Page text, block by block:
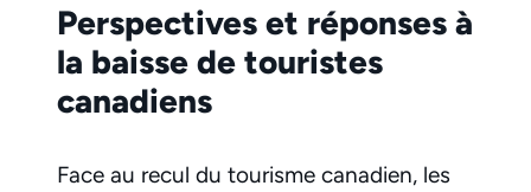
Perspectives et réponses à
la baisse de touristes
canadiens
Face au recul du tourisme canadien, les